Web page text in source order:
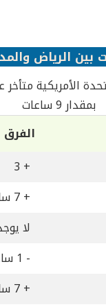
بين الرياض
الأمريكية
بمقدار 9 ساعات
الفرق
+ 3
+ 7 ساعات
لا
- 1 ساعة
+ 7 ساعات